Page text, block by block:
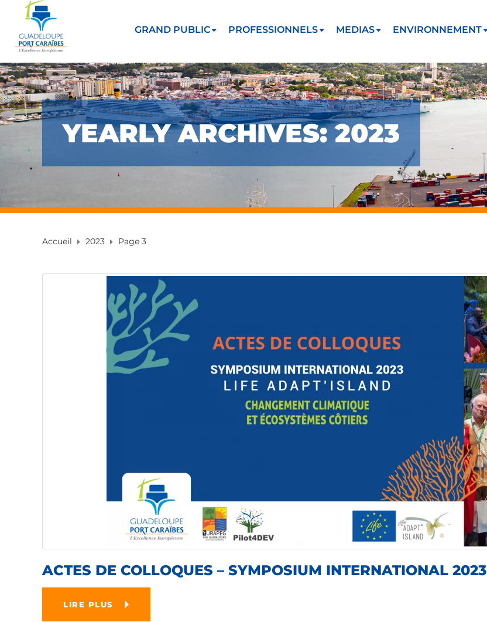
GRAND PUBLIC PROFESSIONNELS MEDIAS ENVIRONNEMENT
YEARLY ARCHIVES: 2023
Accueil 2023 Page 3
ACTES DE COLLOQUES – SYMPOSIUM INTERNATIONAL 2023
LIRE PLUS